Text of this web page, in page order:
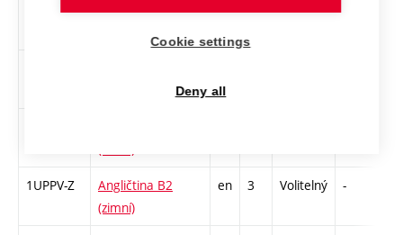
technologie
1UPPV-Z
Angličtina B2
(zimní)
en 3 Volitelný -
Cookie settings
Deny all